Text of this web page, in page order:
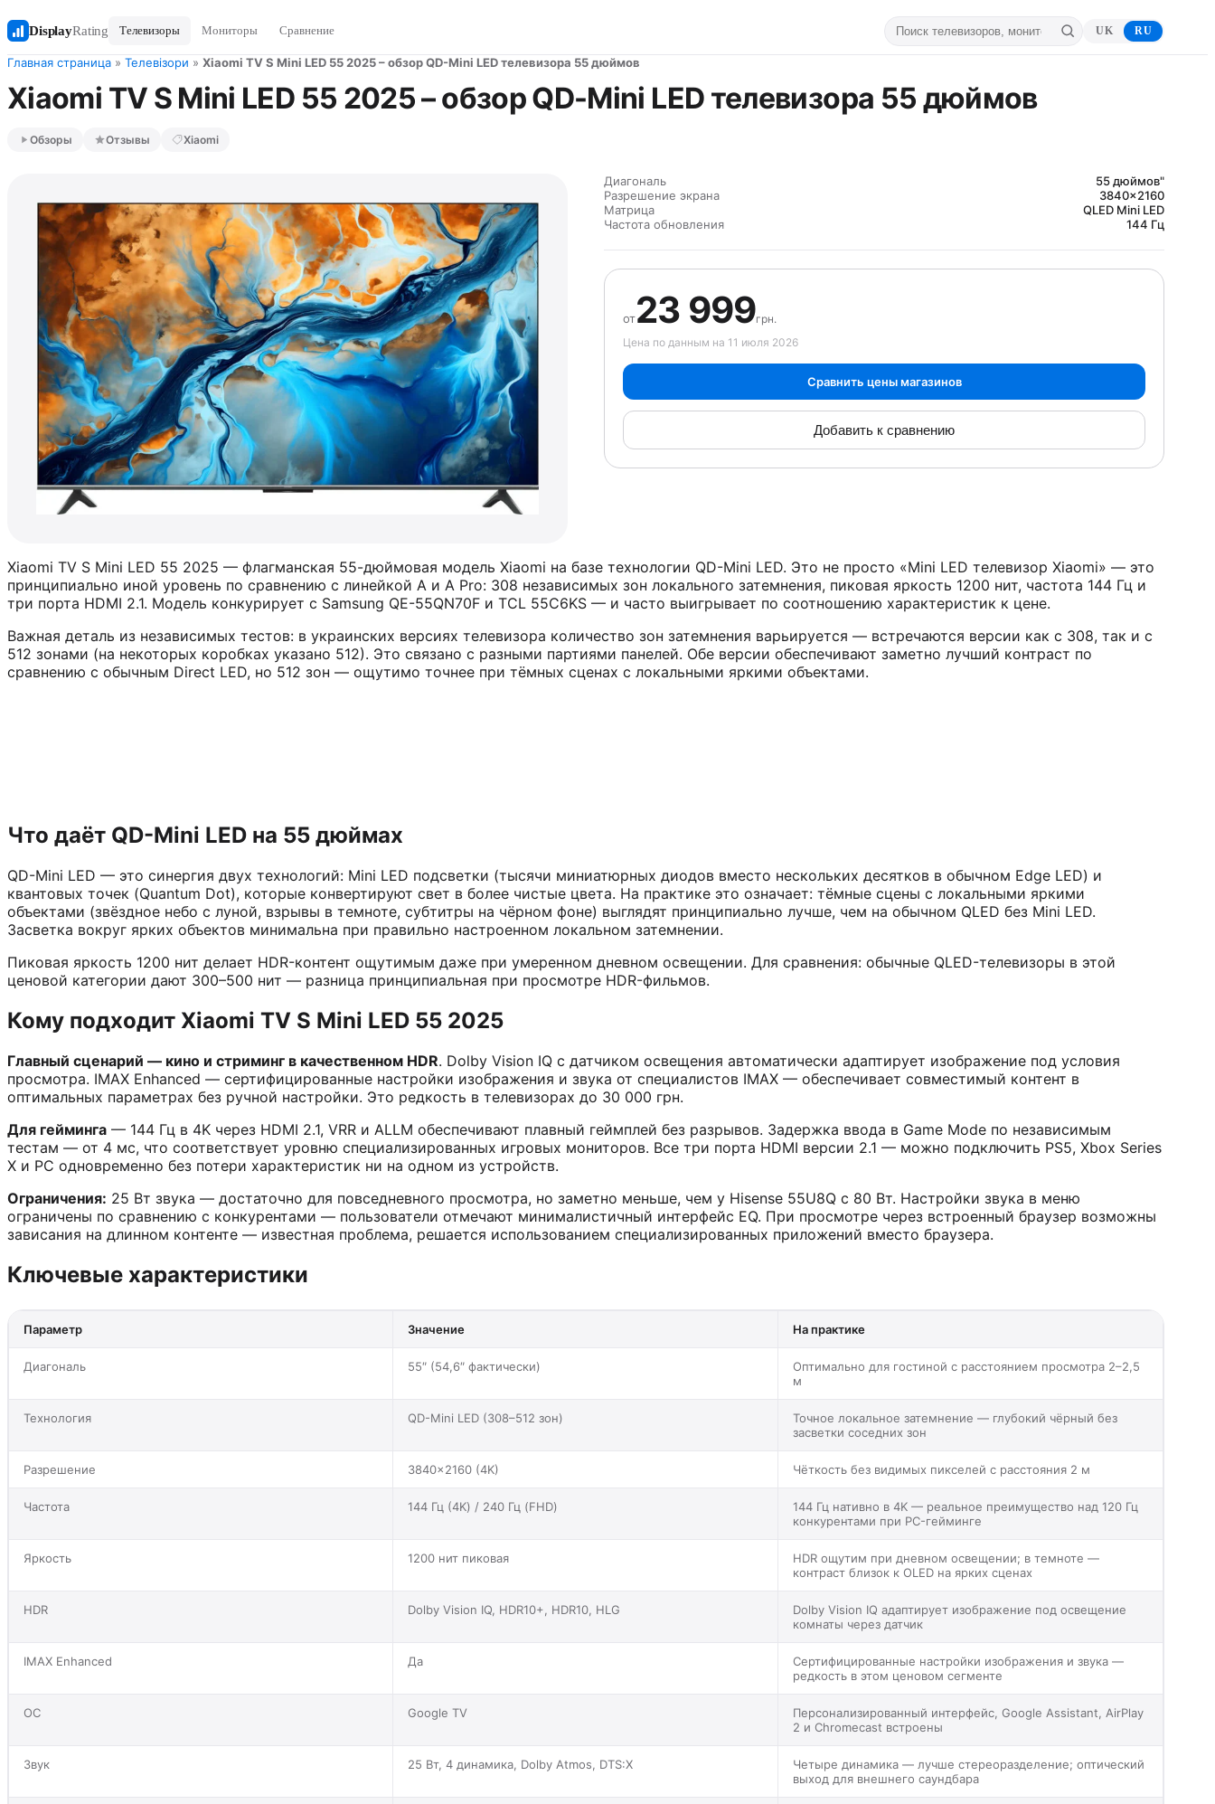
DisplayRating Телевизоры Мониторы Сравнение UK RU
Главная страница » Телевізори » Xiaomi TV S Mini LED 55 2025 – обзор QD-Mini LED телевизора 55 дюймов
Xiaomi TV S Mini LED 55 2025 – обзор QD-Mini LED телевизора 55 дюймов
Обзоры Отзывы Xiaomi
Диагональ
55 дюймов"
Разрешение экрана
3840x2160
Матрица
QLED Mini LED
Частота обновления
144 Гц
от23 999грн.
Цена по данным на 11 июля 2026
Сравнить цены магазинов
Добавить к сравнению
Xiaomi TV S Mini LED 55 2025 — флагманская 55-дюймовая модель Xiaomi на базе технологии QD-Mini LED. Это не просто «Mini LED телевизор Xiaomi» — это
принципиально иной уровень по сравнению с линейкой A и A Pro: 308 независимых зон локального затемнения, пиковая яркость 1200 нит, частота 144 Гц и
три порта HDMI 2.1. Модель конкурирует с Samsung QE-55QN70F и TCL 55C6KS — и часто выигрывает по соотношению характеристик к цене.
Важная деталь из независимых тестов: в украинских версиях телевизора количество зон затемнения варьируется — встречаются версии как с 308, так и с
512 зонами (на некоторых коробках указано 512). Это связано с разными партиями панелей. Обе версии обеспечивают заметно лучший контраст по
сравнению с обычным Direct LED, но 512 зон — ощутимо точнее при тёмных сценах с локальными яркими объектами.
Что даёт QD-Mini LED на 55 дюймах
QD-Mini LED — это синергия двух технологий: Mini LED подсветки (тысячи миниатюрных диодов вместо нескольких десятков в обычном Edge LED) и
квантовых точек (Quantum Dot), которые конвертируют свет в более чистые цвета. На практике это означает: тёмные сцены с локальными яркими
объектами (звёздное небо с луной, взрывы в темноте, субтитры на чёрном фоне) выглядят принципиально лучше, чем на обычном QLED без Mini LED.
Засветка вокруг ярких объектов минимальна при правильно настроенном локальном затемнении.
Пиковая яркость 1200 нит делает HDR-контент ощутимым даже при умеренном дневном освещении. Для сравнения: обычные QLED-телевизоры в этой
ценовой категории дают 300–500 нит — разница принципиальная при просмотре HDR-фильмов.
Кому подходит Xiaomi TV S Mini LED 55 2025
Главный сценарий — кино и стриминг в качественном HDR. Dolby Vision IQ с датчиком освещения автоматически адаптирует изображение под условия
просмотра. IMAX Enhanced — сертифицированные настройки изображения и звука от специалистов IMAX — обеспечивает совместимый контент в
оптимальных параметрах без ручной настройки. Это редкость в телевизорах до 30 000 грн.
Для гейминга — 144 Гц в 4K через HDMI 2.1, VRR и ALLM обеспечивают плавный геймплей без разрывов. Задержка ввода в Game Mode по независимым
тестам — от 4 мс, что соответствует уровню специализированных игровых мониторов. Все три порта HDMI версии 2.1 — можно подключить PS5, Xbox Series
X и PC одновременно без потери характеристик ни на одном из устройств.
Ограничения: 25 Вт звука — достаточно для повседневного просмотра, но заметно меньше, чем у Hisense 55U8Q с 80 Вт. Настройки звука в меню
ограничены по сравнению с конкурентами — пользователи отмечают минималистичный интерфейс EQ. При просмотре через встроенный браузер возможны
зависания на длинном контенте — известная проблема, решается использованием специализированных приложений вместо браузера.
Ключевые характеристики
Параметр Значение На практике
Диагональ 55″ (54,6″ фактически)
Оптимально для гостиной с расстоянием просмотра 2–2,5
м
Технология QD-Mini LED (308–512 зон)
Точное локальное затемнение — глубокий чёрный без
засветки соседних зон
Разрешение 3840×2160 (4K) Чёткость без видимых пикселей с расстояния 2 м
Частота 144 Гц (4K) / 240 Гц (FHD)
144 Гц нативно в 4K — реальное преимущество над 120 Гц
конкурентами при PC-гейминге
Яркость 1200 нит пиковая
HDR ощутим при дневном освещении; в темноте —
контраст близок к OLED на ярких сценах
HDR Dolby Vision IQ, HDR10+, HDR10, HLG
Dolby Vision IQ адаптирует изображение под освещение
комнаты через датчик
IMAX Enhanced Да
Сертифицированные настройки изображения и звука —
редкость в этом ценовом сегменте
ОС Google TV
Персонализированный интерфейс, Google Assistant, AirPlay
2 и Chromecast встроены
Звук 25 Вт, 4 динамика, Dolby Atmos, DTS:X
Четыре динамика — лучше стереоразделение; оптический
выход для внешнего саундбара